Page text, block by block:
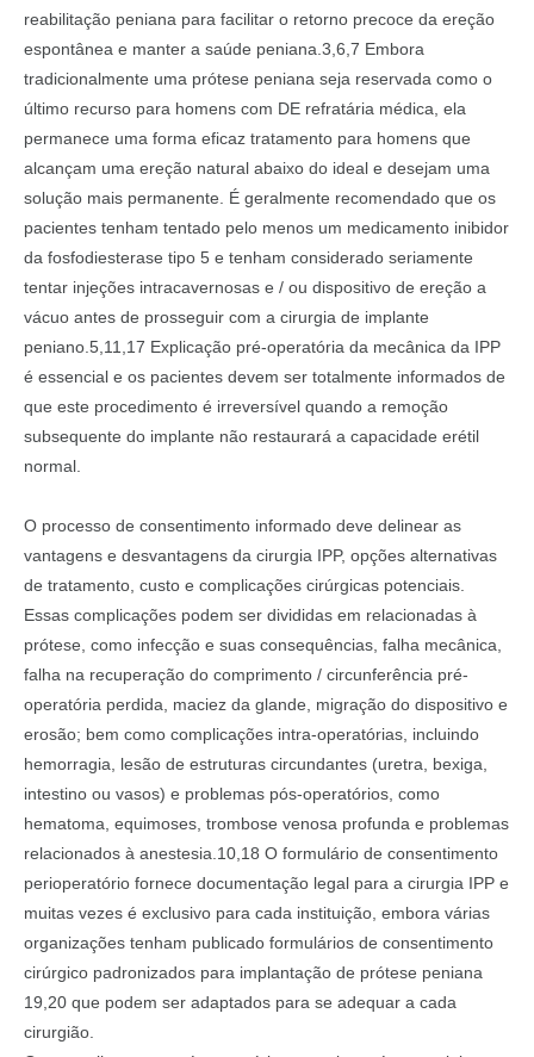
reabilitação peniana para facilitar o retorno precoce da ereção
espontânea e manter a saúde peniana.3,6,7 Embora
tradicionalmente uma prótese peniana seja reservada como o
último recurso para homens com DE refratária médica, ela
permanece uma forma eficaz tratamento para homens que
alcançam uma ereção natural abaixo do ideal e desejam uma
solução mais permanente. É geralmente recomendado que os
pacientes tenham tentado pelo menos um medicamento inibidor
da fosfodiesterase tipo 5 e tenham considerado seriamente
tentar injeções intracavernosas e / ou dispositivo de ereção a
vácuo antes de prosseguir com a cirurgia de implante
peniano.5,11,17 Explicação pré-operatória da mecânica da IPP
é essencial e os pacientes devem ser totalmente informados de
que este procedimento é irreversível quando a remoção
subsequente do implante não restaurará a capacidade erétil
normal.
O processo de consentimento informado deve delinear as
vantagens e desvantagens da cirurgia IPP, opções alternativas
de tratamento, custo e complicações cirúrgicas potenciais.
Essas complicações podem ser divididas em relacionadas à
prótese, como infecção e suas consequências, falha mecânica,
falha na recuperação do comprimento / circunferência pré-
operatória perdida, maciez da glande, migração do dispositivo e
erosão; bem como complicações intra-operatórias, incluindo
hemorragia, lesão de estruturas circundantes (uretra, bexiga,
intestino ou vasos) e problemas pós-operatórios, como
hematoma, equimoses, trombose venosa profunda e problemas
relacionados à anestesia.10,18 O formulário de consentimento
perioperatório fornece documentação legal para a cirurgia IPP e
muitas vezes é exclusivo para cada instituição, embora várias
organizações tenham publicado formulários de consentimento
cirúrgico padronizados para implantação de prótese peniana
19,20 que podem ser adaptados para se adequar a cada
cirurgião.